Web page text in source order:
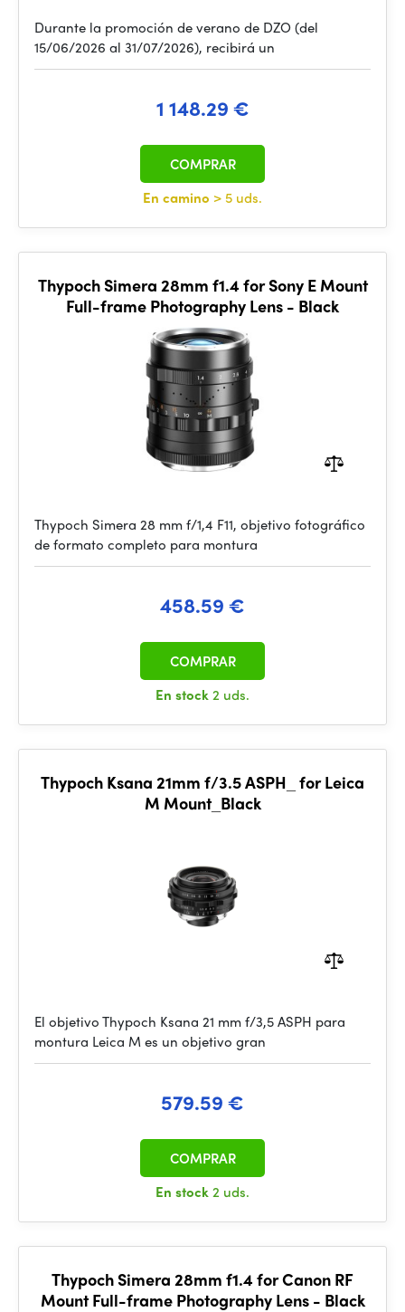
Durante la promoción de verano de DZO (del
15/06/2026 al 31/07/2026), recibirá un
1 148.29 €
En camino > 5 uds.
COMPRAR
Thypoch Simera 28mm f1.4 for Sony E Mount
Full-frame Photography Lens - Black
Thypoch Simera 28 mm f/1,4 F11, objetivo fotográfico
de formato completo para montura
458.59 €
En stock2 uds.
COMPRAR
Thypoch Ksana 21mm f/3.5 ASPH_ for Leica
M Mount_Black
El objetivo Thypoch Ksana 21 mm f/3,5 ASPH para
montura Leica M es un objetivo gran
579.59 €
En stock2 uds.
COMPRAR
Thypoch Simera 28mm f1.4 for Canon RF
Mount Full-frame Photography Lens - Black